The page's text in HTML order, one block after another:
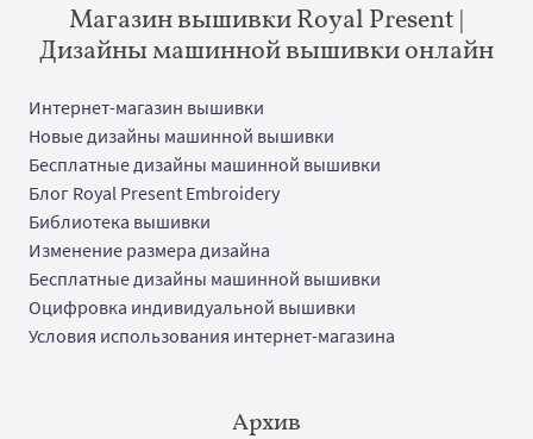
Магазин вышивки Royal Present |
Дизайны машинной вышивки онлайн
Интернет-магазин вышивки
Новые дизайны машинной вышивки
Бесплатные дизайны машинной вышивки
Блог Royal Present Embroidery
Библиотека вышивки
Изменение размера дизайна
Бесплатные дизайны машинной вышивки
Оцифровка индивидуальной вышивки
Условия использования интернет-магазина
Архив